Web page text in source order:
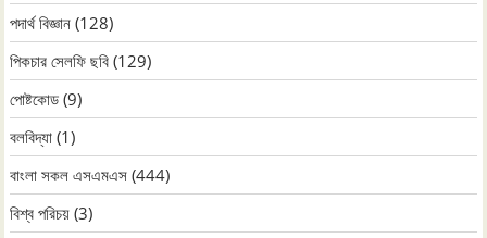
পদার্থ বিজ্ঞান (128)
পিকচার সেলফি ছবি (129)
পোষ্টকোড (9)
বলবিদ্যা (1)
বাংলা সকল এসএমএস (444)
বিশ্ব পরিচয় (3)